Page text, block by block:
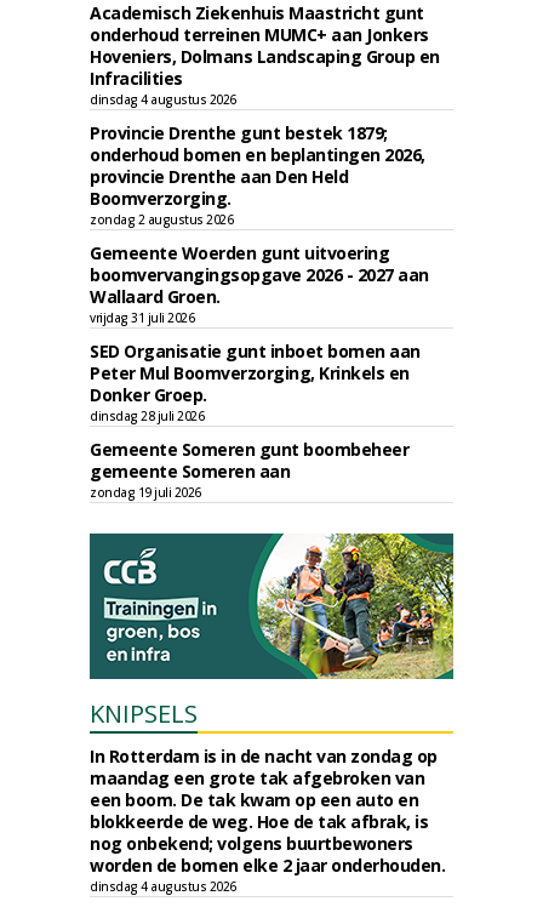
Academisch Ziekenhuis Maastricht gunt
onderhoud terreinen MUMC+ aan Jonkers
Hoveniers, Dolmans Landscaping Group en
Infracilities
dinsdag 4 augustus 2026
Provincie Drenthe gunt bestek 1879;
onderhoud bomen en beplantingen 2026,
provincie Drenthe aan Den Held
Boomverzorging.
zondag 2 augustus 2026
Gemeente Woerden gunt uitvoering
boomvervangingsopgave 2026 - 2027 aan
Wallaard Groen.
vrijdag 31 juli 2026
SED Organisatie gunt inboet bomen aan
Peter Mul Boomverzorging, Krinkels en
Donker Groep.
dinsdag 28 juli 2026
Gemeente Someren gunt boombeheer
gemeente Someren aan
zondag 19 juli 2026
KNIPSELS
In Rotterdam is in de nacht van zondag op
maandag een grote tak afgebroken van
een boom. De tak kwam op een auto en
blokkeerde de weg. Hoe de tak afbrak, is
nog onbekend; volgens buurtbewoners
worden de bomen elke 2 jaar onderhouden.
dinsdag 4 augustus 2026